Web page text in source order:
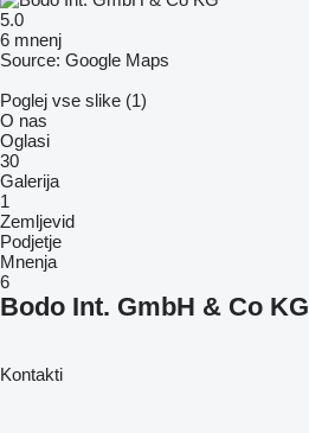
5.0
6 mnenj
Source: Google Maps
Poglej vse slike (1)
O nas
Oglasi
30
Galerija
1
Zemljevid
Podjetje
Mnenja
6
Bodo Int. GmbH & Co KG
Kontakti